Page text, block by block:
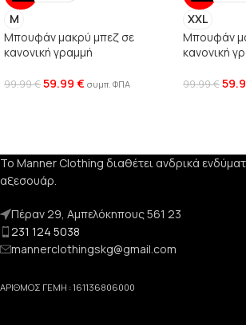
M
Μπουφάν μακρύ μπεζ σε
κανονική γραμμή
99.99€59.99 € συμπ. ΦΠΑ
XXL
Μπουφάν
κανονική
99.99€
Το Manner Clothing διαθέτει ανδρικά
αξεσουάρ.
Πέραν 29, Αμπελόκηπους 561 23
231 124 5038
mannerclothingskg@gmail.com
ΑΡΙΘΜΟΣ ΓΕΜΗ : 161136806000